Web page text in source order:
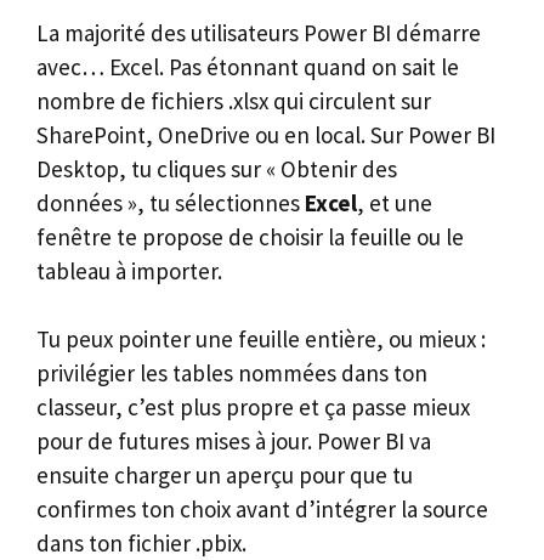
La majorité des utilisateurs Power BI démarre
avec… Excel. Pas étonnant quand on sait le
nombre de fichiers .xlsx qui circulent sur
SharePoint, OneDrive ou en local. Sur Power BI
Desktop, tu cliques sur « Obtenir des
données », tu sélectionnes Excel, et une
fenêtre te propose de choisir la feuille ou le
tableau à importer.
Tu peux pointer une feuille entière, ou mieux :
privilégier les tables nommées dans ton
classeur, c’est plus propre et ça passe mieux
pour de futures mises à jour. Power BI va
ensuite charger un aperçu pour que tu
confirmes ton choix avant d’intégrer la source
dans ton fichier .pbix.